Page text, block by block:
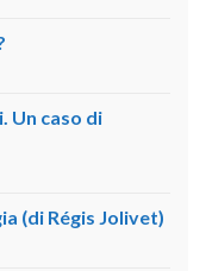
Un caso di
(di Régis Jolivet)